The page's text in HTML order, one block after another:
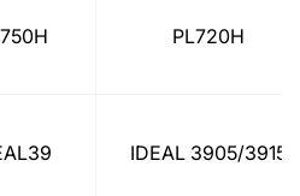
PL720H
IDEAL 3905/3915